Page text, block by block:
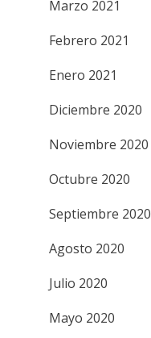
Marzo 2021
Febrero 2021
Enero 2021
Diciembre 2020
Noviembre 2020
Octubre 2020
Septiembre 2020
Agosto 2020
Julio 2020
Mayo 2020